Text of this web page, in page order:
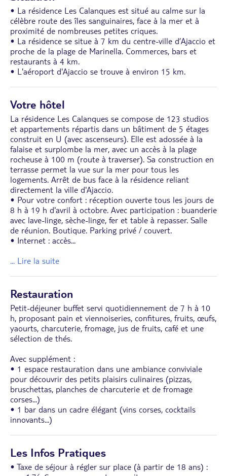
• La résidence Les Calanques est situé au calme sur la
célèbre route des îles sanguinaires, face à la mer et à
proximité de nombreuses petites criques.
• La résidence se situe à 7 km du centre-ville d’Ajaccio et
proche de la plage de Marinella. Commerces, bars et
restaurants à 4 km.
• L'aéroport d'Ajaccio se trouve à environ 15 km.
Votre hôtel
La résidence Les Calanques se compose de 123 studios
et appartements répartis dans un bâtiment de 5 étages
construit en U (avec ascenseurs). Elle est adossée à la
falaise et surplombe la mer, avec un accès à la plage
rocheuse à 100 m (route à traverser). Sa construction en
terrasse permet la vue sur la mer pour tous les
logements. Arrêt de bus face à la résidence reliant
directement la ville d'Ajaccio.
• Pour votre confort : réception ouverte tous les jours de
8 h à 19 h d'avril à octobre. Avec participation : buanderie
avec lave-linge, sèche-linge, fer et table à repasser. Salle
de réunion. Boutique. Parking privé / couvert.
• Internet : accès...
... Lire la suite
Restauration
Petit-déjeuner buffet servi quotidiennement de 7 h à 10
h, proposant pain et viennoiseries, confitures, fruits, œufs,
yaourts, charcuterie, fromage, jus de fruits, café et une
sélection de thés.
Avec supplément :
• 1 espace restauration dans une ambiance conviviale
pour découvrir des petits plaisirs culinaires (pizzas,
bruschettas, planches de charcuterie et de fromage
corses...)
• 1 bar dans un cadre élégant (vins corses, cocktails
innovants...)
Les Infos Pratiques
• Taxe de séjour à régler sur place (à partir de 18 ans) :